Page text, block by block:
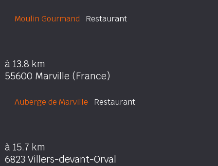
Moulin Gourmand Restaurant
à 13.8 km
55600 Marville (France)
Auberge de Marville Restaurant
à 15.7 km
6823 Villers-devant-Orval